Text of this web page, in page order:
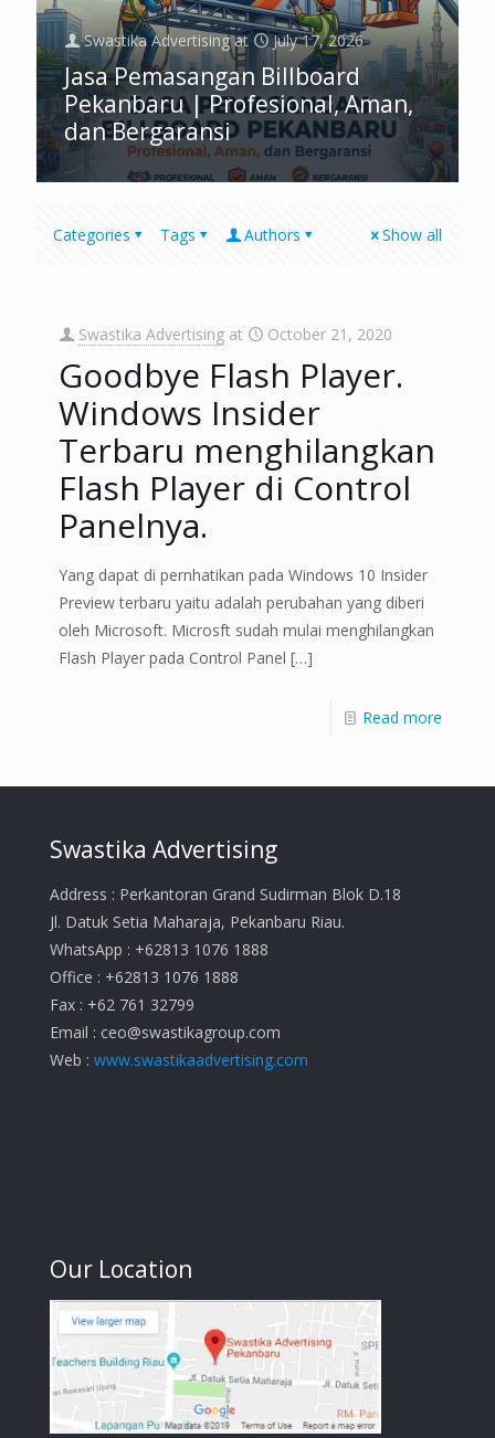
Swastika Advertising at July 17, 2026
Jasa Pemasangan Billboard
Pekanbaru | Profesional, Aman,
dan Bergaransi
Categories Tags Authors Show all
Swastika Advertising at October 21, 2020
Goodbye Flash Player.
Windows Insider
Terbaru menghilangkan
Flash Player di Control
Panelnya.
Yang dapat di pernhatikan pada Windows 10 Insider
Preview terbaru yaitu adalah perubahan yang diberi
oleh Microsoft. Microsft sudah mulai menghilangkan
Flash Player pada Control Panel […]
Read more
Swastika Advertising
Address : Perkantoran Grand Sudirman Blok D.18
Jl. Datuk Setia Maharaja, Pekanbaru Riau.
WhatsApp : +62813 1076 1888
Office : +62813 1076 1888
Fax : +62 761 32799
Email : ceo@swastikagroup.com
Web : www.swastikaadvertising.com
Our Location